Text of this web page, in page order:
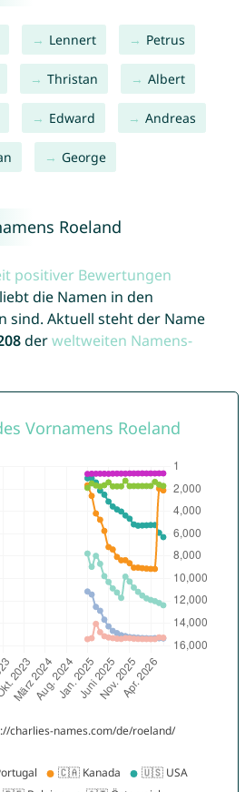
Lennert Petrus
Thristan Albert
Edward Andreas
George
Roeland
positiver Bewertungen
die Namen in den
sind. Aktuell steht der Name
derweltweiten Namens-